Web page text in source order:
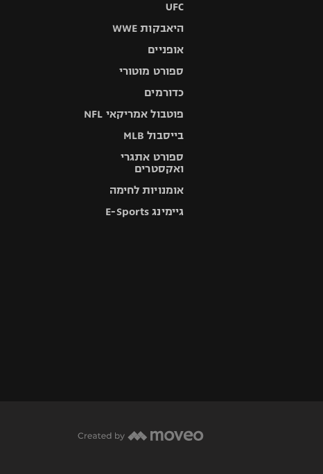
UFC
היאבקות WWE
אופניים
ספורט מוטורי
כדורמים
פוטבול אמריקאי NFL
בייסבול MLB
ספורט אתגרי
ואקסטרים
אומנויות לחימה
גיימינג E-Sports